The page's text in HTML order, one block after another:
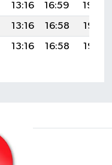
13:16 16:59
19:59
13:16 16:58
19:58
13:16 16:58 19:56